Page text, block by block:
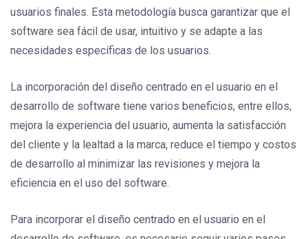
usuarios finales. Esta metodología busca garantizar que el
software sea fácil de usar, intuitivo y se adapte a las
necesidades específicas de los usuarios.
La incorporación del diseño centrado en el usuario en el
desarrollo de software tiene varios beneficios, entre ellos,
mejora la experiencia del usuario, aumenta la satisfacción
del cliente y la lealtad a la marca, reduce el tiempo y costos
de desarrollo al minimizar las revisiones y mejora la
eficiencia en el uso del software.
Para incorporar el diseño centrado en el usuario en el